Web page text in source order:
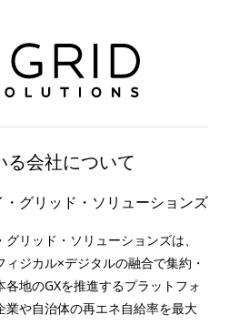
る会社について
グリッド・ソリューションズ
リッド・ソリューションズは、
ィジカル×デジタルの融合で集約・
各地のGXを推進するプラットフォ
業や自治体の再エネ自給率を最大